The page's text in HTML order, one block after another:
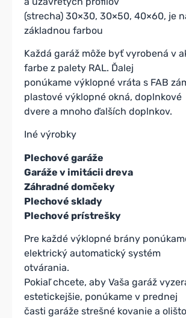
(strecha) 30×30, 30×50, 40×60, je
základnou farbou
Každá garáž môže byť vyrobená v
farbe z palety RAL. Ďalej
ponúkame výklopné vráta s FAB
plastové výklopné okná, doplnkové
dvere a mnoho ďalších doplnkov.
Iné výrobky
Plechové garáže
Garáže v imitácii dreva
Záhradné domčeky
Plechové sklady
Plechové prístrešky
Pre každé výklopné brány
elektrický automatický systém
otvárania.
Pokiaľ chcete, aby Vaša garáž
estetickejšie, ponúkame v prednej
časti garáže strešné kovanie a